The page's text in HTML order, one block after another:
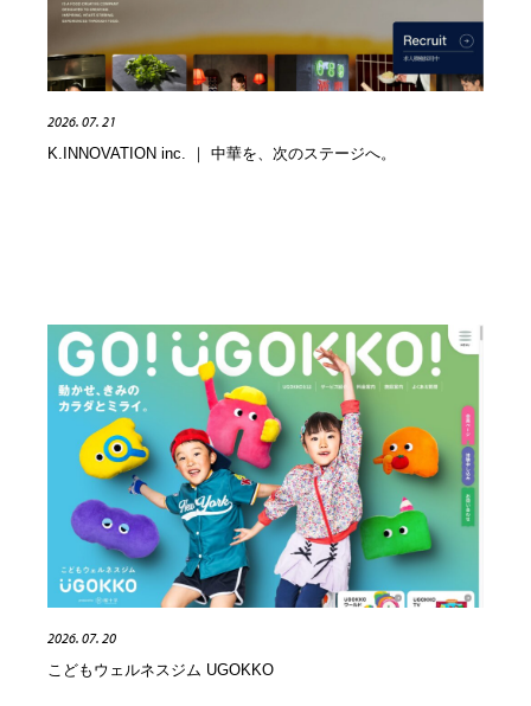
2026. 07. 21
K.INNOVATION inc. ｜ 中華を、次のステージへ。
2026. 07. 20
こどもウェルネスジム UGOKKO